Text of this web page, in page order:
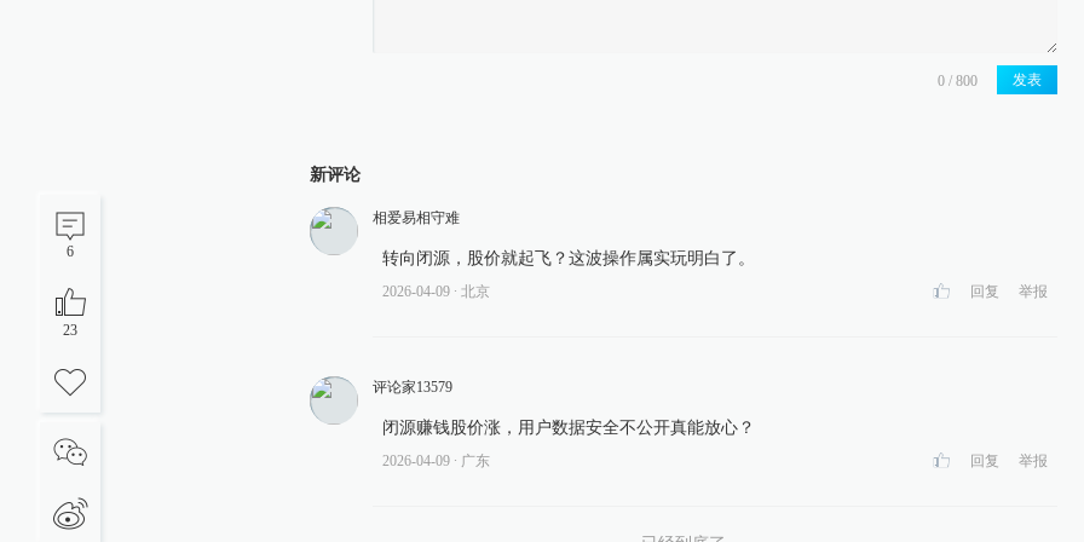
6
23
发表
新评论
相爱易相守难
转向闭源，股价就起飞？这波操作属实玩明白了。
2026-04-09 ∙ 北京 回复 举报
评论家13579
闭源赚钱股价涨，用户数据安全不公开真能放心？
2026-04-09 ∙ 广东 回复 举报